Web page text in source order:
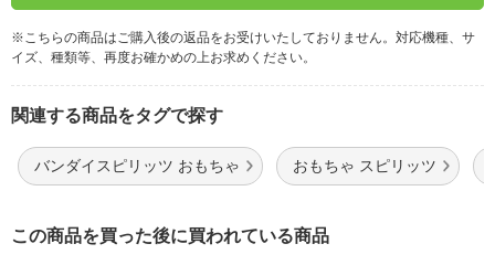
※こちらの商品はご購入後の返品をお受けいたしておりません。対応機種、サ
イズ、種類等、再度お確かめの上お求めください。
関連する商品をタグで探す
バンダイスピリッツ おもちゃ おもちゃ スピリッツ
この商品を買った後に買われている商品